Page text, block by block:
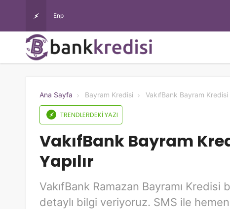
Enparacom Masrafsız İhtiyaç Kredisi Şartları Nelerdir, Baş
Ana Sayfa Bayram Kredisi VakıfBank Bayram Kredisi
TRENDLERDEKI YAZI
VakıfBank Bayram
Yapılır
VakıfBank Ramazan Bayramı Kredisi
detaylı bilgi veriyoruz. SMS ile